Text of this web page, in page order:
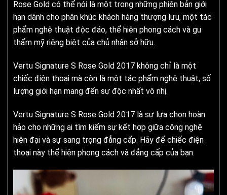
Rose Gold có thể nói là một trong những phiên bản giới
hạn dành cho phân khúc khách hàng thượng lưu, một tác
phẩm nghệ thuật độc đáo, thể hiện phong cách và gu
thẩm mỹ riêng biệt của chủ nhân sở hữu.
Vertu Signature S Rose Gold 2017 không chỉ là một
chiếc điện thoại mà còn là một tác phẩm nghệ thuật, số
lượng giới hạn mang đến sự độc nhất vô nhị.
Vertu Signature S Rose Gold 2017 là sự lựa chọn hoàn
hảo cho những ai tìm kiếm sự kết hợp giữa công nghệ
hiện đại và sự sang trọng đẳng cấp. Hãy để chiếc điện
thoại này thể hiện phong cách và đẳng cấp của bạn.